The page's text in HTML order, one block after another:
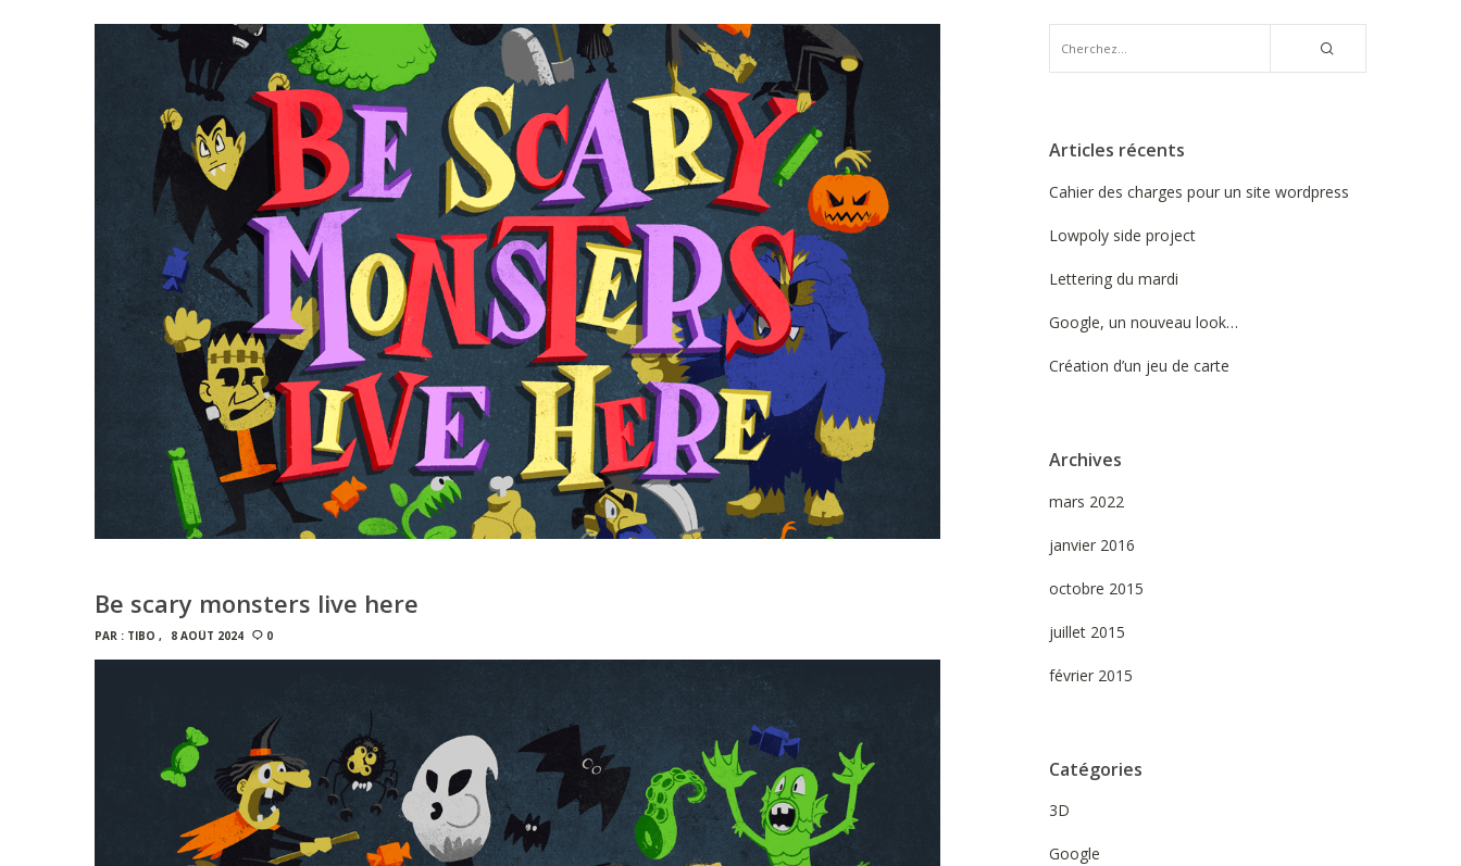
Be scary monsters live here
PAR : TIBO 8 AOÛT 2024 0
Articles récents
Cahier des charges pour un site wordpress
Lowpoly side project
Lettering du mardi
Google, un nouveau look…
Création d’un jeu de carte
Archives
mars 2022
janvier 2016
octobre 2015
juillet 2015
février 2015
Catégories
3D
Google